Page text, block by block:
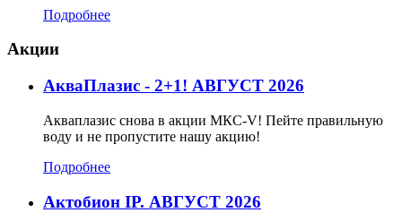
Подробнее
Акции
АкваПлазис - 2+1! АВГУСТ 2026
Акваплазис снова в акции МКС-V! Пейте правильную
воду и не пропустите нашу акцию!
Подробнее
Актобион IP. АВГУСТ 2026